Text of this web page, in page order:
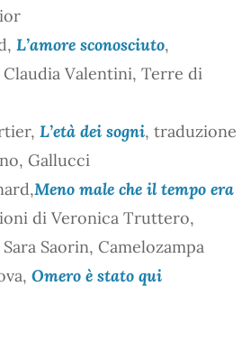
L’amore sconosciuto,
Valentini, Terre di
L’età dei sogni, traduzione
Gallucci
Meno male che il tempo era
di Veronica Truttero,
Saorin, Camelozampa
Omero è stato qui